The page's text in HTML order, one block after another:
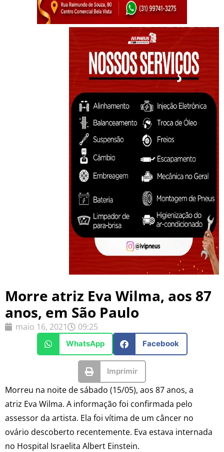
Morre atriz Eva Wilma, aos 87
anos, em São Paulo
maio 16, 2021 09:25
WhatsApp Facebook
Imprimir
Morreu na noite de sábado (15/05), aos 87 anos, a
atriz Eva Wilma. A informação foi confirmada pelo
assessor da artista. Ela foi vítima de um câncer no
ovário descoberto recentemente. Eva estava internada
no Hospital Israelita Albert Einstein.